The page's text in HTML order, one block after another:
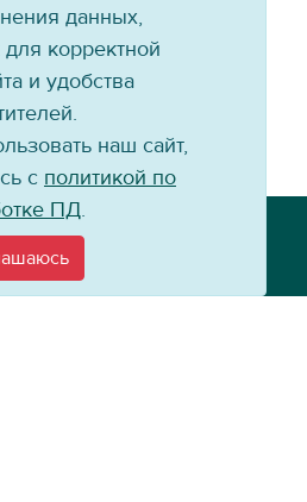
energy.ru
данных,
корректной
и удобства
наш сайт,
с политикой по
ПД.